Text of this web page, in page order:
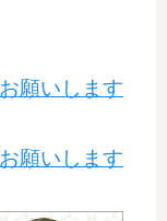
願いします
願いします